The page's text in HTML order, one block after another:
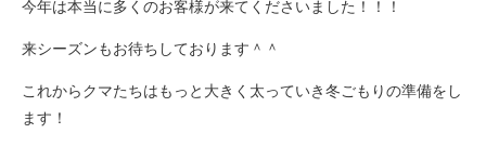
今年は本当に多くのお客様が来てくださいました！！！
来シーズンもお待ちしております＾＾
これからクマたちはもっと大きく太っていき冬ごもりの準備をし
ます！